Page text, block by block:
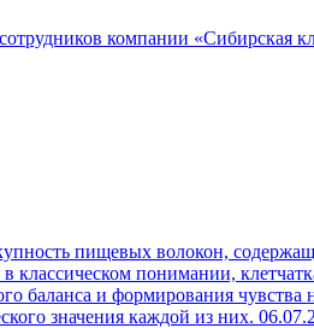
компании «Сибирская
пищевых волокон,
классическом понимании,
баланса и формирования
значения каждой из них.